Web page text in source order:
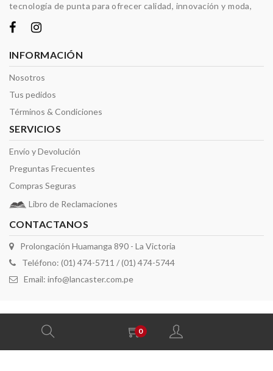
0
tecnología de punta para ofrecer calidad, innovación y moda,
INFORMACIÓN
Nosotros
Tus pedidos
Términos & Condiciones
SERVICIOS
Envío y Devolución
Preguntas Frecuentes
Compras Seguras
Libro de Reclamaciones
CONTACTANOS
Prolongación Huamanga 890 - La Victoria
Teléfono: (01) 474-5711 / (01) 474-5744
Email: info@lancaster.com.pe